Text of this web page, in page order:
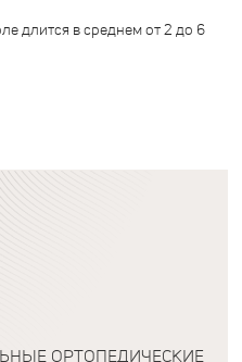
длится в среднем от 2 до 6
ОРТОПЕДИЧЕСКИЕ